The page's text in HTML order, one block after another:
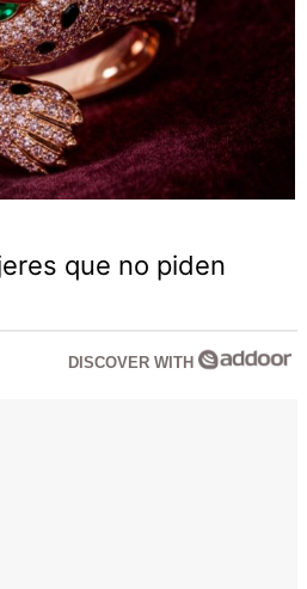
que no piden
DISCOVER WITH